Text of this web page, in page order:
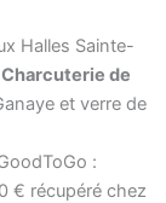
Halles Sainte-
Charcuterie de
et verre de
:
€ récupéré chez